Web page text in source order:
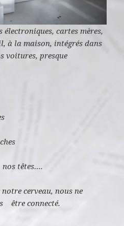
cartes mères,
à la maison, intégrés dans
voitures, presque
cerveau, nous ne
être connecté.